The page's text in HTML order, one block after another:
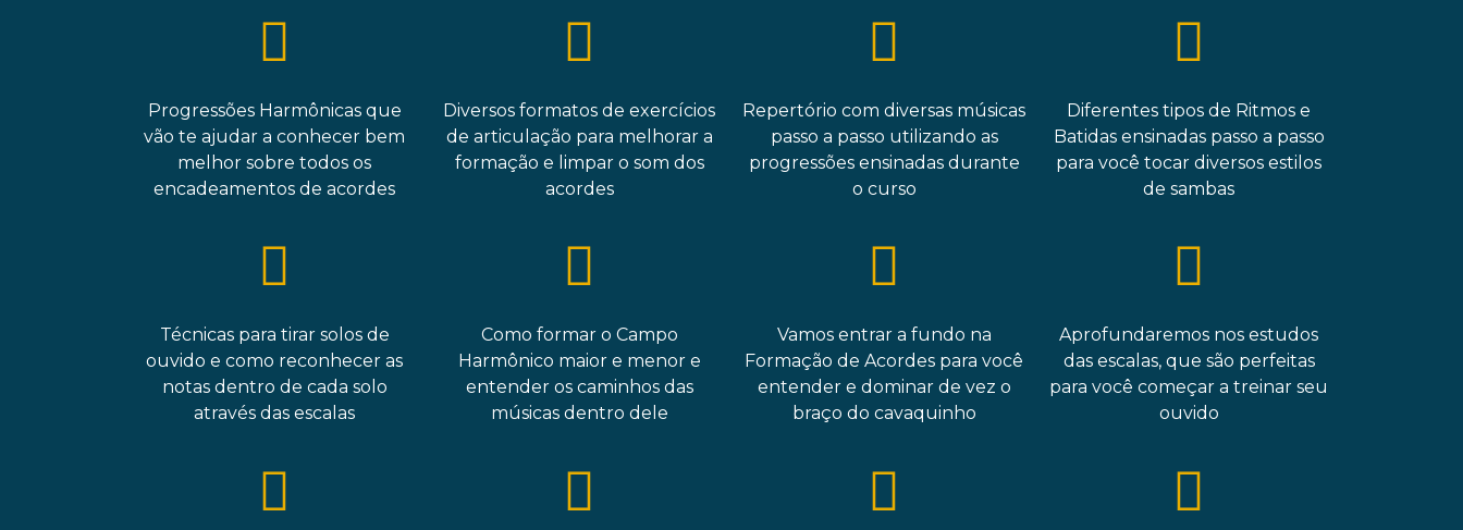
Progressões Harmônicas que
vão te ajudar a conhecer bem
melhor sobre todos os
encadeamentos de acordes
Diversos formatos de exercícios
de articulação para melhorar a
formação e limpar o som dos
acordes
Repertório com diversas músicas
passo a passo utilizando as
progressões ensinadas durante
o curso
Diferentes tipos de Ritmos e
Batidas ensinadas passo a passo
para você tocar diversos estilos
de sambas
Técnicas para tirar solos de
ouvido e como reconhecer as
notas dentro de cada solo
através das escalas
Como formar o Campo
Harmônico maior e menor e
entender os caminhos das
músicas dentro dele
Vamos entrar a fundo na
Formação de Acordes para você
entender e dominar de vez o
braço do cavaquinho
Aprofundaremos nos estudos
das escalas, que são perfeitas
para você começar a treinar seu
ouvido